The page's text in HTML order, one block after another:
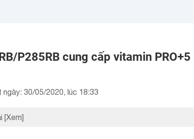
P285RB cung cấp vitamin PRO+5
ngày: 30/05/2020, lúc 18:33
[Xem]